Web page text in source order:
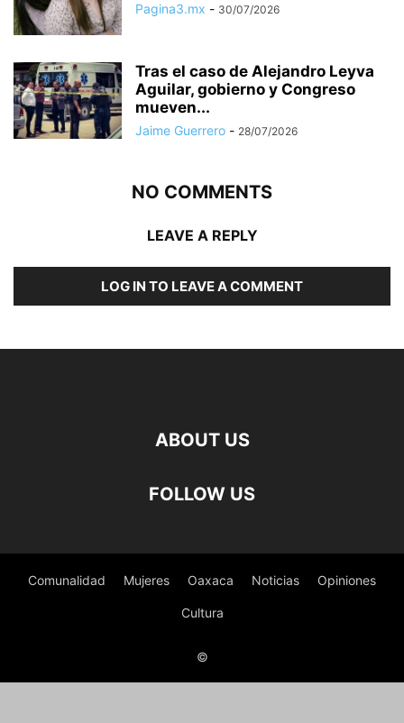
Pagina3.mx - 30/07/2026
Tras el caso de Alejandro Leyva
Aguilar, gobierno y Congreso
mueven...
Jaime Guerrero - 28/07/2026
NO COMMENTS
LEAVE A REPLY
LOG IN TO LEAVE A COMMENT
ABOUT US
FOLLOW US
Comunalidad Mujeres Oaxaca Noticias Opiniones
Cultura
©